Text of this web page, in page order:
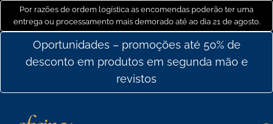
para
conteúdo
Por razões de ordem logística as encomendas poderão ter uma
entrega ou processamento mais demorado até ao dia 21 de agosto.
Oportunidades – promoções até 50% de
desconto em produtos em segunda mão e
revistos